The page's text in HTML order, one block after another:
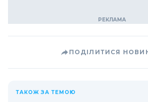
ПОДІЛИТИСЯ
ТАКОЖ ЗА ТЕМОЮ